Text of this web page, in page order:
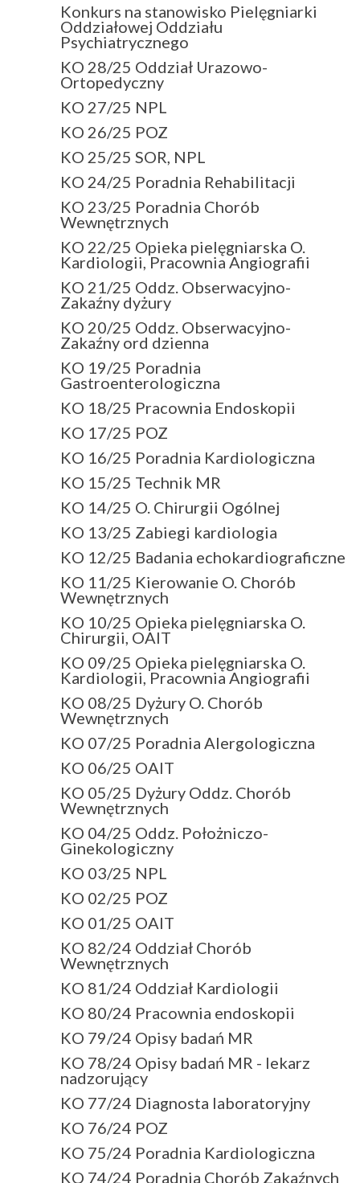
Konkurs na stanowisko Pielęgniarki
Oddziałowej Oddziału
Psychiatrycznego
KO 28/25 Oddział Urazowo-
Ortopedyczny
KO 27/25 NPL
KO 26/25 POZ
KO 25/25 SOR, NPL
KO 24/25 Poradnia Rehabilitacji
KO 23/25 Poradnia Chorób
Wewnętrznych
KO 22/25 Opieka pielęgniarska O.
Kardiologii, Pracownia Angiografii
KO 21/25 Oddz. Obserwacyjno-
Zakaźny dyżury
KO 20/25 Oddz. Obserwacyjno-
Zakaźny ord dzienna
KO 19/25 Poradnia
Gastroenterologiczna
KO 18/25 Pracownia Endoskopii
KO 17/25 POZ
KO 16/25 Poradnia Kardiologiczna
KO 15/25 Technik MR
KO 14/25 O. Chirurgii Ogólnej
KO 13/25 Zabiegi kardiologia
KO 12/25 Badania echokardiograficzne
KO 11/25 Kierowanie O. Chorób
Wewnętrznych
KO 10/25 Opieka pielęgniarska O.
Chirurgii, OAIT
KO 09/25 Opieka pielęgniarska O.
Kardiologii, Pracownia Angiografii
KO 08/25 Dyżury O. Chorób
Wewnętrznych
KO 07/25 Poradnia Alergologiczna
KO 06/25 OAIT
KO 05/25 Dyżury Oddz. Chorób
Wewnętrznych
KO 04/25 Oddz. Położniczo-
Ginekologiczny
KO 03/25 NPL
KO 02/25 POZ
KO 01/25 OAIT
KO 82/24 Oddział Chorób
Wewnętrznych
KO 81/24 Oddział Kardiologii
KO 80/24 Pracownia endoskopii
KO 79/24 Opisy badań MR
KO 78/24 Opisy badań MR - lekarz
nadzorujący
KO 77/24 Diagnosta laboratoryjny
KO 76/24 POZ
KO 75/24 Poradnia Kardiologiczna
KO 74/24 Poradnia Chorób Zakaźnych